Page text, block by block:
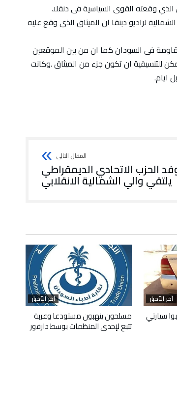
الذي وقعته القوى السياسية فى دنقلا.
لراديو دبنقا ان الميثاق الذى وقع عليه
فى السودان كما ان من بين الموقعين
للتنسيقية ان تكون جزء من الميثاق .وكانت
ايام.
الحزب الاتحادي الديمقراطي
يلتقي والي الشمالية الانقلابي
آخر الأخبار
سيارتي
آخر الأخبار
مسلحون ينهبون مستودعا وعربة
تتبع لإحدى المنظمات بوسط دارفور